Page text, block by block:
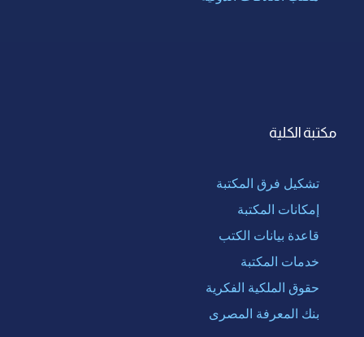
مكتبة الكلية
تشكيل فرق المكتبة
إمكانات المكتبة
قاعدة بيانات الكتب
خدمات المكتبة
حقوق الملكية الفكرية
بنك المعرفة المصرى